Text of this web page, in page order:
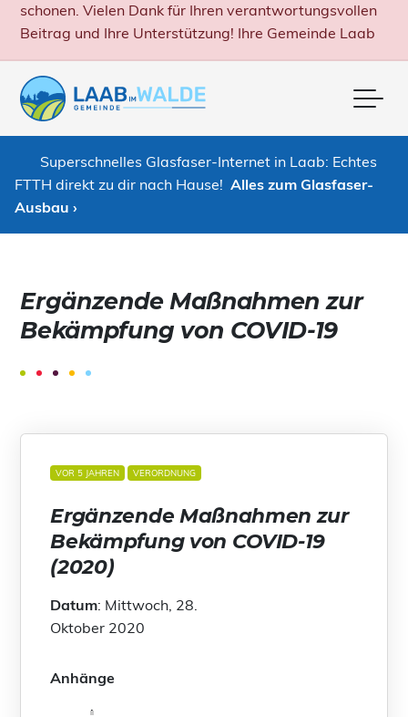
schonen. Vielen Dank für Ihren verantwortungsvollen
Beitrag und Ihre Unterstützung! Ihre Gemeinde Laab
Superschnelles Glasfaser-Internet in Laab: Echtes
FTTH direkt zu dir nach Hause! Alles zum Glasfaser-
Ausbau ›
Ergänzende Maßnahmen zur
Bekämpfung von COVID-19
VOR 5 JAHREN VERORDNUNG
Ergänzende Maßnahmen zur
Bekämpfung von COVID-19
(2020)
Datum: Mittwoch, 28.
Oktober 2020
Anhänge
.